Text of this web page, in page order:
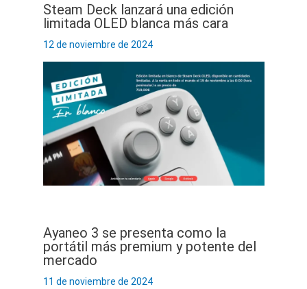
Steam Deck lanzará una edición
limitada OLED blanca más cara
12 de noviembre de 2024
Ayaneo 3 se presenta como la
portátil más premium y potente del
mercado
11 de noviembre de 2024